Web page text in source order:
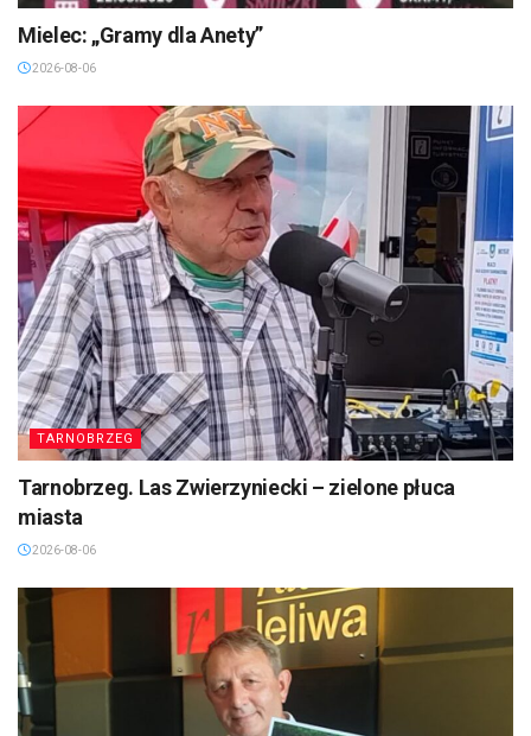
Mielec: „Gramy dla Anety”
2026-08-06
TARNOBRZEG
Tarnobrzeg. Las Zwierzyniecki – zielone płuca
miasta
2026-08-06